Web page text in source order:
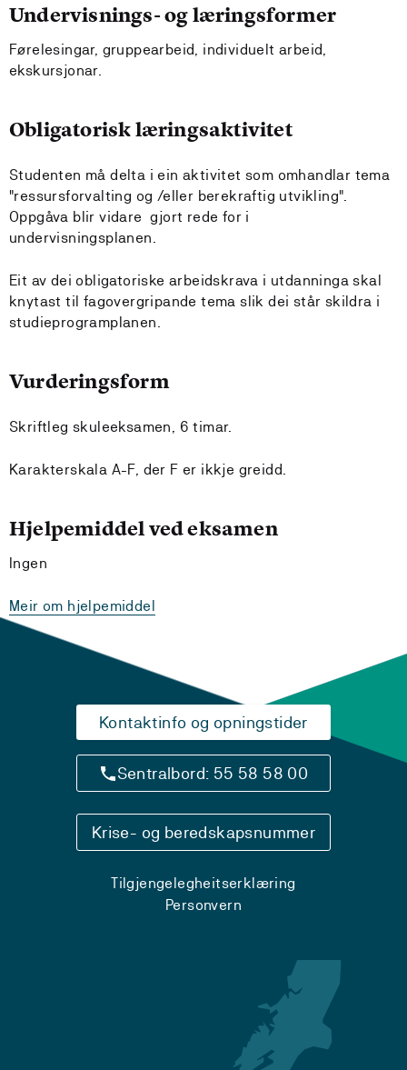
Undervisnings- og læringsformer
Førelesingar, gruppearbeid, individuelt arbeid,
ekskursjonar.
Obligatorisk læringsaktivitet
Studenten må delta i ein aktivitet som omhandlar tema
"ressursforvalting og /eller berekraftig utvikling".
Oppgåva blir vidare gjort rede for i
undervisningsplanen.
Eit av dei obligatoriske arbeidskrava i utdanninga skal
knytast til fagovergripande tema slik dei står skildra i
studieprogramplanen.
Vurderingsform
Skriftleg skuleeksamen, 6 timar.
Karakterskala A-F, der F er ikkje greidd.
Hjelpemiddel ved eksamen
Ingen
Meir om hjelpemiddel
Kontaktinfo og opningstider
Sentralbord: 55 58 58 00
Krise- og beredskapsnummer
Tilgjengelegheitserklæring
Personvern